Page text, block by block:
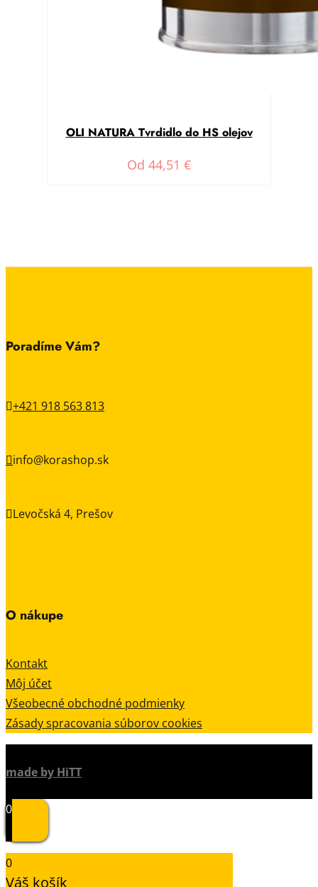
OLI NATURA Tvrdidlo do HS olejov
Od 44,51 €
Poradíme Vám?
+421 918 563 813
info@korashop.sk
Levočská 4, Prešov
O nákupe
Kontakt
Môj účet
Všeobecné obchodné podmienky
Zásady spracovania súborov cookies
made by HiTT
0
0
Váš košík